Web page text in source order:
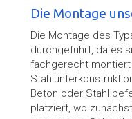
Die Montage
Die Montage des
durchgeführt, da es
fachgerecht montiert
Beton oder Stahl
platziert, wo